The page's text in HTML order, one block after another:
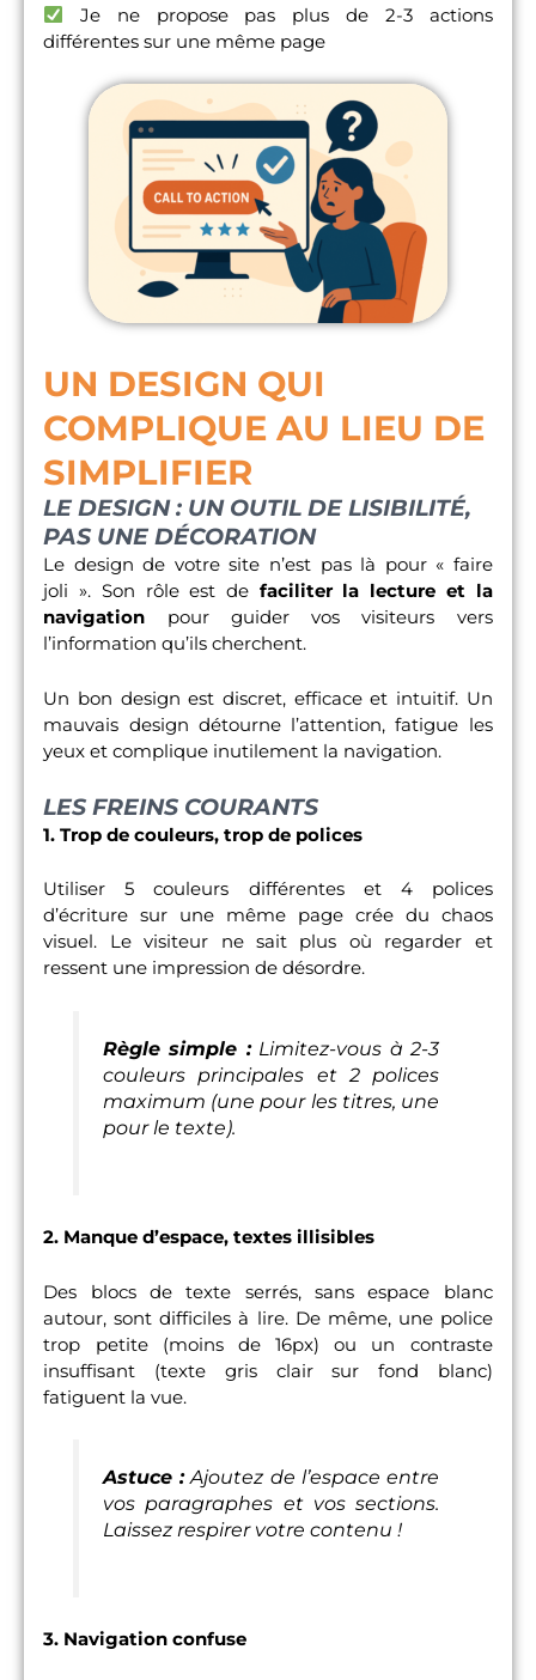
Je ne propose pas plus de 2-3 actions
différentes sur une même page
UN DESIGN QUI
COMPLIQUE AU LIEU DE
SIMPLIFIER
LE DESIGN : UN OUTIL DE LISIBILITÉ,
PAS UNE DÉCORATION
Le design de votre site n’est pas là pour « faire
joli ». Son rôle est de faciliter la lecture et la
navigation pour guider vos visiteurs vers
l’information qu’ils cherchent.
Un bon design est discret, efficace et intuitif. Un
mauvais design détourne l’attention, fatigue les
yeux et complique inutilement la navigation.
LES FREINS COURANTS
1. Trop de couleurs, trop de polices
Utiliser 5 couleurs différentes et 4 polices
d’écriture sur une même page crée du chaos
visuel. Le visiteur ne sait plus où regarder et
ressent une impression de désordre.
Règle simple :Limitez-vous à 2-3
couleurs principales et 2 polices
maximum (une pour les titres, une
pour le texte).
2. Manque d’espace, textes illisibles
Des blocs de texte serrés, sans espace blanc
autour, sont difficiles à lire. De même, une police
trop petite (moins de 16px) ou un contraste
insuffisant (texte gris clair sur fond blanc)
fatiguent la vue.
Astuce :Ajoutez de l’espace entre
vos paragraphes et vos sections.
Laissez respirer votre contenu !
3. Navigation confuse